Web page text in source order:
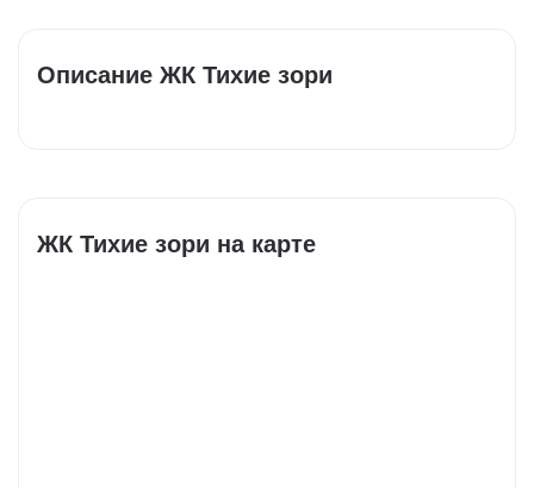
Описание ЖК Тихие зори
ЖК Тихие зори на карте